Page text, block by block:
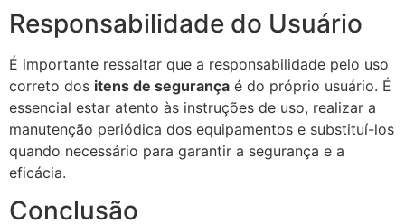
Responsabilidade do Usuário
É importante ressaltar que a responsabilidade pelo uso
correto dos itens de segurança é do próprio usuário. É
essencial estar atento às instruções de uso, realizar a
manutenção periódica dos equipamentos e substituí-los
quando necessário para garantir a segurança e a
eficácia.
Conclusão